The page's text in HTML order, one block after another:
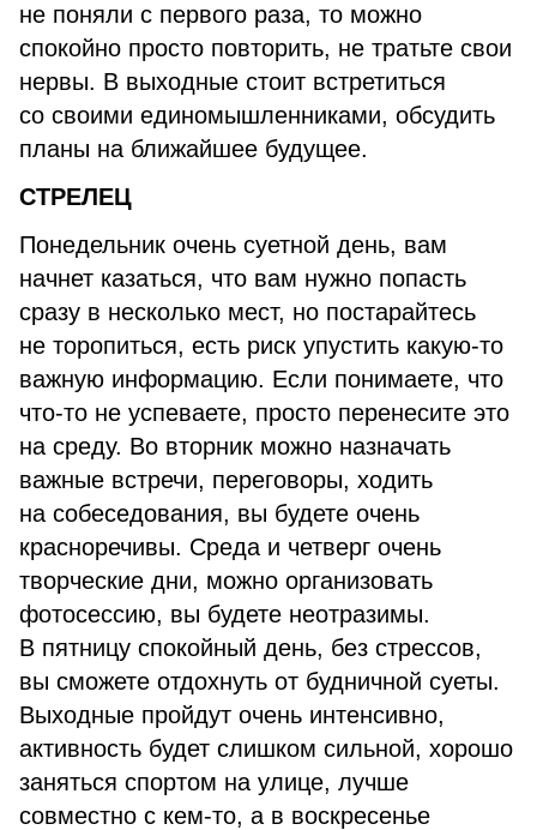
не поняли с первого раза, то можно
спокойно просто повторить, не тратьте свои
нервы. В выходные стоит встретиться
со своими единомышленниками, обсудить
планы на ближайшее будущее.
СТРЕЛЕЦ
Понедельник очень суетной день, вам
начнет казаться, что вам нужно попасть
сразу в несколько мест, но постарайтесь
не торопиться, есть риск упустить какую-то
важную информацию. Если понимаете, что
что-то не успеваете, просто перенесите это
на среду. Во вторник можно назначать
важные встречи, переговоры, ходить
на собеседования, вы будете очень
красноречивы. Среда и четверг очень
творческие дни, можно организовать
фотосессию, вы будете неотразимы.
В пятницу спокойный день, без стрессов,
вы сможете отдохнуть от будничной суеты.
Выходные пройдут очень интенсивно,
активность будет слишком сильной, хорошо
заняться спортом на улице, лучше
совместно с кем-то, а в воскресенье